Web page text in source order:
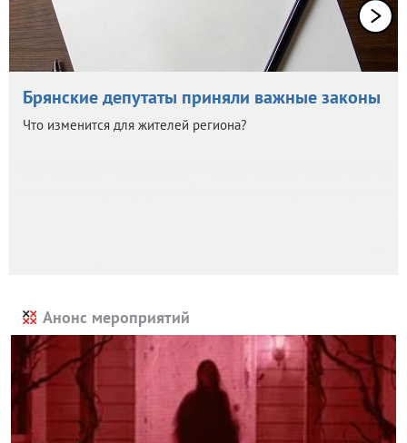
Брянские депутаты приняли важные законы
Что изменится для жителей региона?
Анонс мероприятий